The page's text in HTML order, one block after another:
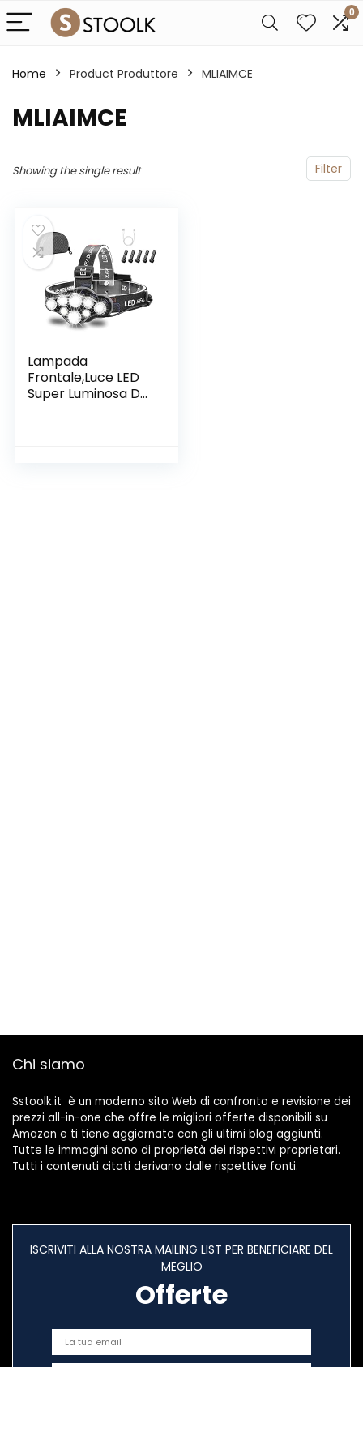
0
Home Product Produttore ‎MLIAIMCE
‎MLIAIMCE
Filter
Showing the single result
Lampada
Frontale,Luce LED
Super Luminosa Da
Chi siamo
Sstoolk.it è un moderno sito Web di confronto e revisione dei
prezzi all-in-one che offre le migliori offerte disponibili su
Amazon e ti tiene aggiornato con gli ultimi blog aggiunti.
Tutte le immagini sono di proprietà dei rispettivi proprietari.
Tutti i contenuti citati derivano dalle rispettive fonti.
ISCRIVITI ALLA NOSTRA MAILING LIST PER BENEFICIARE DEL
MEGLIO
Offerte